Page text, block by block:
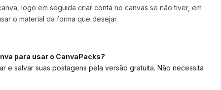
logo em seguida criar conta no canvas se não tiver, em
o material da forma que desejar.
para usar o CanvaPacks?
e salvar suas postagens pela versão gratuita. Não necessita